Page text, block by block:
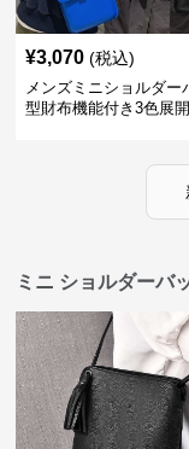
¥3,070 (税込)
メンズミニショルダー
型財布機能付き3色展開
ミニ ショルダーバ